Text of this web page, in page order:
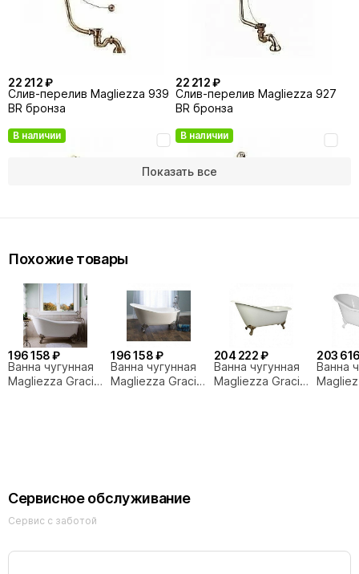
22 212 ₽
Слив-перелив Magliezza 939
BR бронза
22 212 ₽
Слив-перелив Magliezza 927
BR бронза
В наличии
22 997 ₽
Слив-перелив Magliezza 939
DO золото
В наличии
Слив-перелив Magliezza 927
DO золото
Показать все
Похожие товары
196 158 ₽
Ванна чугунная
Magliezza Gracia
196 158 ₽
Ванна чугунная
Magliezza Gracia
204 222 ₽
Ванна чугунная
Magliezza Gracia
203
Ванна
Сервисное обслуживание
Сервис с заботой